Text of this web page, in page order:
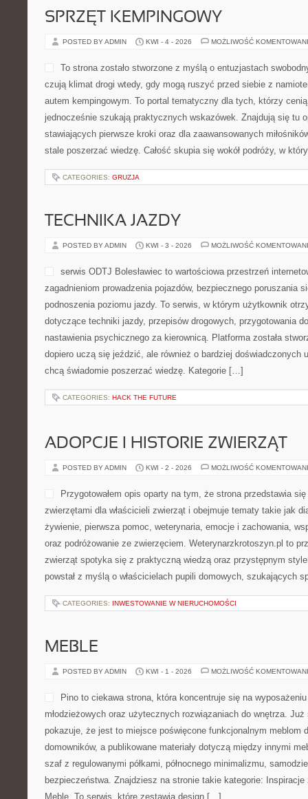
SPRZĘT KEMPINGOWY
POSTED BY ADMIN KWI - 4 - 2026 MOŻLIWOŚĆ
To strona zostało stworzone z myślą o entuzjastach
czują klimat drogi wtedy, gdy mogą ruszyć przed siebie z
autem kempingowym. To portal tematyczny dla tych, którzy
jednocześnie szukają praktycznych wskazówek. Znajdują się tu
stawiających pierwsze kroki oraz dla zaawansowanych
stale poszerzać wiedzę. Całość skupia się wokół podróży, w
CATEGORIES: GRUZJA
TECHNIKA JAZDY
POSTED BY ADMIN KWI - 3 - 2026 MOŻLIWOŚĆ
serwis ODTJ Bolesławiec to wartościowa przestrzeń
zagadnieniom prowadzenia pojazdów, bezpiecznego poruszania
podnoszenia poziomu jazdy. To serwis, w którym użytkownik
dotyczące techniki jazdy, przepisów drogowych, przygotowania
nastawienia psychicznego za kierownicą. Platforma została
dopiero uczą się jeździć, ale również o bardziej doświadczonych
chcą świadomie poszerzać wiedzę. Kategorie […]
CATEGORIES: HACK THE FUTURE
ADOPCJE I HISTORIE ZWIERZĄT
POSTED BY ADMIN KWI - 2 - 2026 MOŻLIWOŚĆ
Przygotowałem opis oparty na tym, że strona przedstawia
zwierzętami dla właścicieli zwierząt i obejmuje tematy takie jak
żywienie, pierwsza pomoc, weterynaria, emocje i zachowania,
oraz podróżowanie ze zwierzęciem. Weterynarzkrotoszyn.pl to
zwierząt spotyka się z praktyczną wiedzą oraz przystępnym
powstał z myślą o właścicielach pupili domowych, szukających
CATEGORIES: INWESTOWANIE W NIERUCHOMOŚCI
MEBLE
POSTED BY ADMIN KWI - 1 - 2026 MOŻLIWOŚĆ
Pino to ciekawa strona, która koncentruje się na
młodzieżowych oraz użytecznych rozwiązaniach do wnętrza. Już
pokazuje, że jest to miejsce poświęcone funkcjonalnym meblom
domowników, a publikowane materiały dotyczą między innymi
szaf z regulowanymi półkami, północnego minimalizmu,
bezpieczeństwa. Znajdziesz na stronie takie kategorie:
Meble. To serwis, które zestawia design […]